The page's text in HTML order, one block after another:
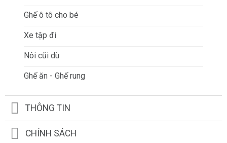
Ghế ô tô cho bé
Xe tập đi
Nôi cũi dù
Ghế ăn - Ghế rung
THÔNG TIN
CHÍNH SÁCH